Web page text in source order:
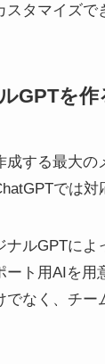
スタマイズで
GPTを作
成する最大
では対
ナルGPTに
ート用AIを用
でなく、チー